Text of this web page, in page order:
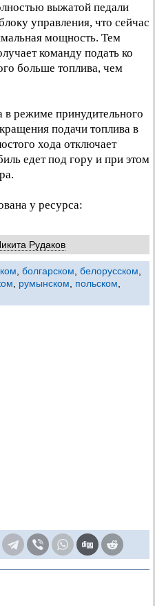
выжатой педали
управления, что сейчас
мощность. Тем
команду подать ко
больше топлива, чем
режиме принудительного
подачи топлива в
хода отключает
едет под гору и при этом
у ресурса:
Рудаков
болгарском белорусском
румынском польском